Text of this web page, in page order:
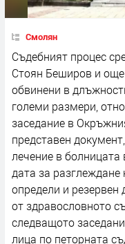
Смолян
Съдебният процес
Стоян Беширов и
обвинени в
големи размери,
заседание в
представен
лечение в
дата за
определи и
от здравословното
следващото
лица по петорната